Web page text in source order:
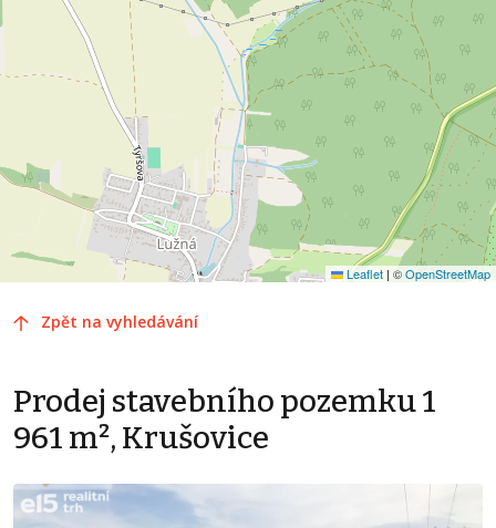
Leaflet | ©OpenStreetMap
Zpět na vyhledávání
Prodej stavebního pozemku 1
961 m², Krušovice